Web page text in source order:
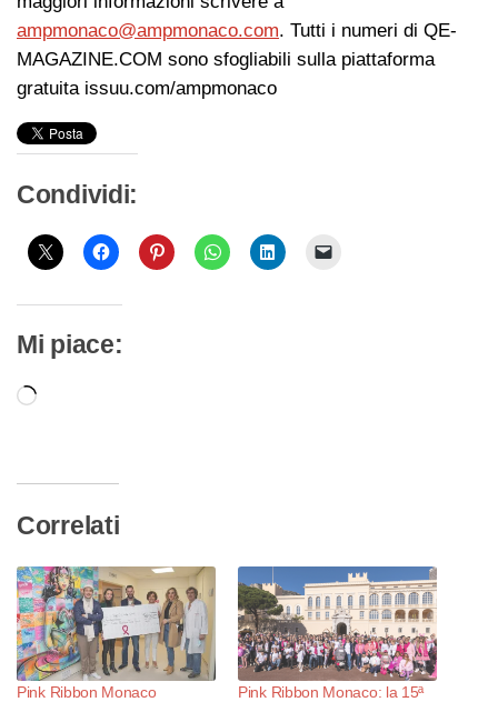
ampmonaco@ampmonaco.com. Tutti i numeri di QE-
MAGAZINE.COM sono sfogliabili sulla piattaforma
gratuita issuu.com/ampmonaco
Condividi:
Mi piace:
Caricamento
Correlati
Pink Ribbon Monaco
Pink Ribbon Monaco: la 15ª